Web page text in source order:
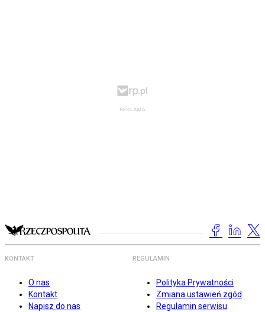
KONTAKT
O nas
Kontakt
Napisz do nas
REGULAMIN
Polityka Prywatności
Zmiana ustawień zgód
Regulamin serwisu